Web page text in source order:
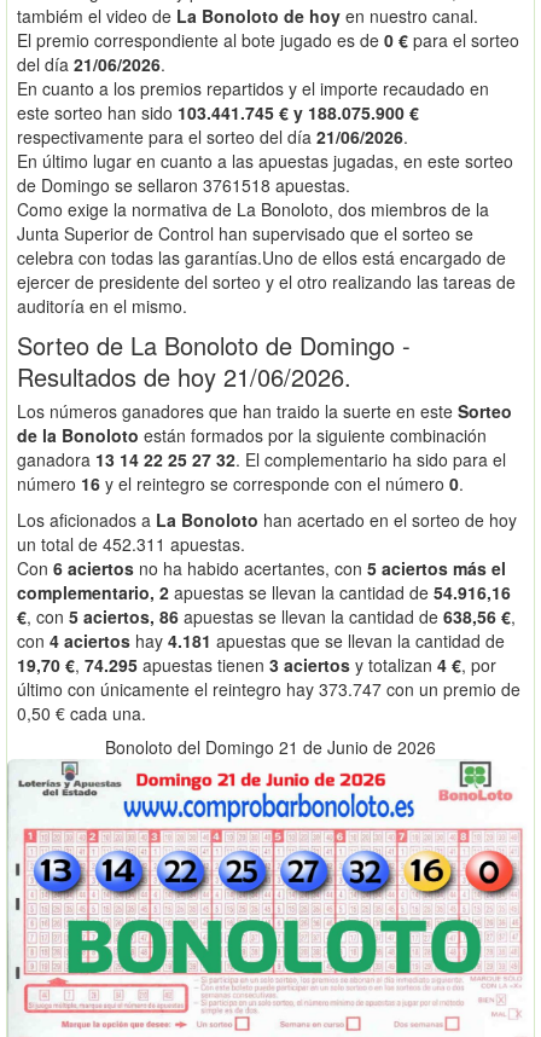
tambiém el video de La Bonoloto de hoy en nuestro canal.
El premio correspondiente al bote jugado es de 0 € para el sorteo
del día 21/06/2026.
En cuanto a los premios repartidos y el importe recaudado en
este sorteo han sido 103.441.745 € y 188.075.900 €
respectivamente para el sorteo del día 21/06/2026.
En último lugar en cuanto a las apuestas jugadas, en este sorteo
de Domingo se sellaron 3761518 apuestas.
Como exige la normativa de La Bonoloto, dos miembros de la
Junta Superior de Control han supervisado que el sorteo se
celebra con todas las garantías.Uno de ellos está encargado de
ejercer de presidente del sorteo y el otro realizando las tareas de
auditoría en el mismo.
Sorteo de La Bonoloto de Domingo -
Resultados de hoy 21/06/2026.
Los números ganadores que han traido la suerte en este Sorteo
de la Bonoloto están formados por la siguiente combinación
ganadora 13 14 22 25 27 32. El complementario ha sido para el
número 16 y el reintegro se corresponde con el número 0.
Los aficionados a La Bonoloto han acertado en el sorteo de hoy
un total de 452.311 apuestas.
Con 6 aciertos no ha habido acertantes, con 5 aciertos más el
complementario, 2 apuestas se llevan la cantidad de 54.916,16
€, con 5 aciertos, 86 apuestas se llevan la cantidad de 638,56 €,
con 4 aciertos hay 4.181 apuestas que se llevan la cantidad de
19,70 €, 74.295 apuestas tienen 3 aciertos y totalizan 4 €, por
último con únicamente el reintegro hay 373.747 con un premio de
0,50 € cada una.
Bonoloto del Domingo 21 de Junio de 2026